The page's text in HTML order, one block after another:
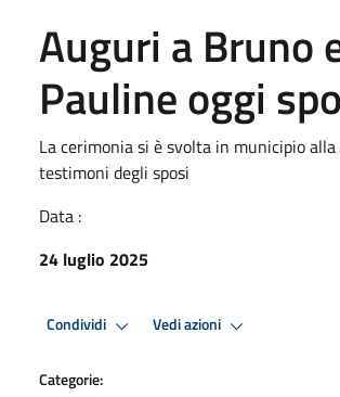
Auguri a Bruno
Pauline oggi
La cerimonia si è svolta in municipio alla
testimoni degli sposi
Data :
24 luglio 2025
Condividi Vedi azioni
Categorie: